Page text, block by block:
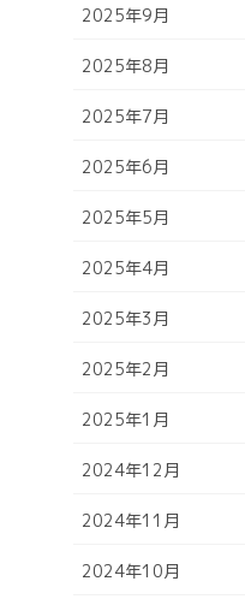
2025年9月
2025年8月
2025年7月
2025年6月
2025年5月
2025年4月
2025年3月
2025年2月
2025年1月
2024年12月
2024年11月
2024年10月